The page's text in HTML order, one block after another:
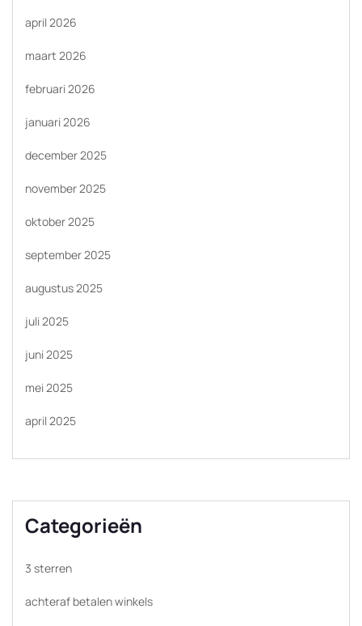
april 2026
maart 2026
februari 2026
januari 2026
december 2025
november 2025
oktober 2025
september 2025
augustus 2025
juli 2025
juni 2025
mei 2025
april 2025
Categorieën
3 sterren
achteraf betalen winkels